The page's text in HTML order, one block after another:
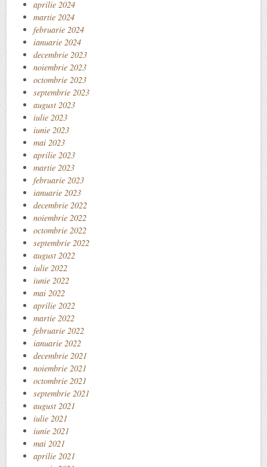
aprilie 2024
martie 2024
februarie 2024
ianuarie 2024
decembrie 2023
noiembrie 2023
octombrie 2023
septembrie 2023
august 2023
iulie 2023
iunie 2023
mai 2023
aprilie 2023
martie 2023
februarie 2023
ianuarie 2023
decembrie 2022
noiembrie 2022
octombrie 2022
septembrie 2022
august 2022
iulie 2022
iunie 2022
mai 2022
aprilie 2022
martie 2022
februarie 2022
ianuarie 2022
decembrie 2021
noiembrie 2021
octombrie 2021
septembrie 2021
august 2021
iulie 2021
iunie 2021
mai 2021
aprilie 2021